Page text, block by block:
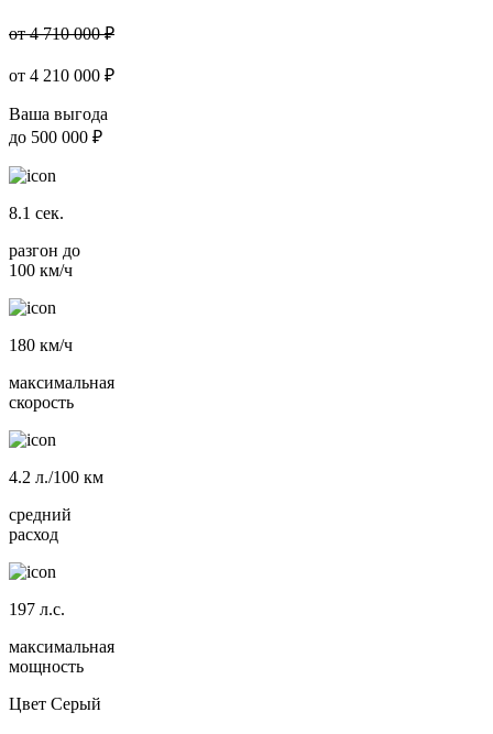
от 4 710 000 ₽
от 4 210 000 ₽
Ваша выгода
до 500 000 ₽
8.1 сек.
разгон до
100 км/ч
180 км/ч
максимальная
скорость
4.2 л./100 км
средний
расход
197 л.с.
максимальная
мощность
Цвет Серый